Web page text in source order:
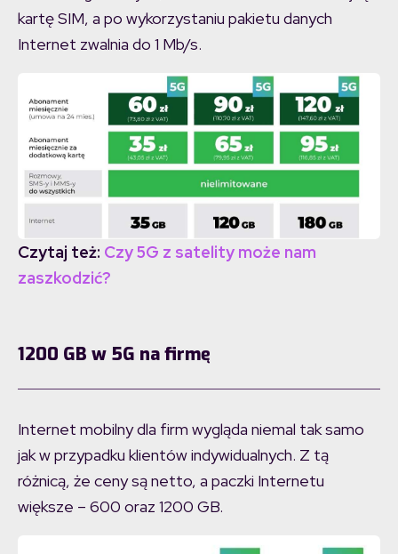
kartę SIM, a po wykorzystaniu pakietu danych
Internet zwalnia do 1 Mb/s.
Czytaj też: Czy 5G z satelity może nam
zaszkodzić?
1200 GB w 5G na firmę
Internet mobilny dla firm wygląda niemal tak samo
jak w przypadku klientów indywidualnych. Z tą
różnicą, że ceny są netto, a paczki Internetu
większe – 600 oraz 1200 GB.